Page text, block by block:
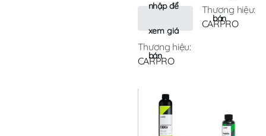
nhập để
xem giá
bán
Thương hiệu:
CARPRO
bán
Thương hiệu:
CARPRO